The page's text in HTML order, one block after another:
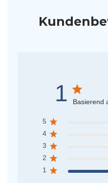
1 Basierend
5
4
3
2
1